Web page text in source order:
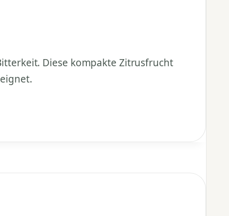
Diese kompakte Zitrusfrucht